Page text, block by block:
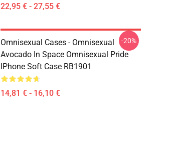
22,95 € - 27,55 €
Omnisexual Cases - Omnisexual
Avocado In Space Omnisexual Pride
IPhone Soft Case RB1901
14,81 € - 16,10 €
-20%